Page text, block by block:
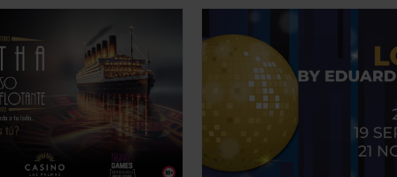
TU OPCIÓN ESTE
PRODUCTO
TIENE
MÚLTIPLES
VARIANTES.
/
QUICK VIEW
SELECCIONA TU
QUICK